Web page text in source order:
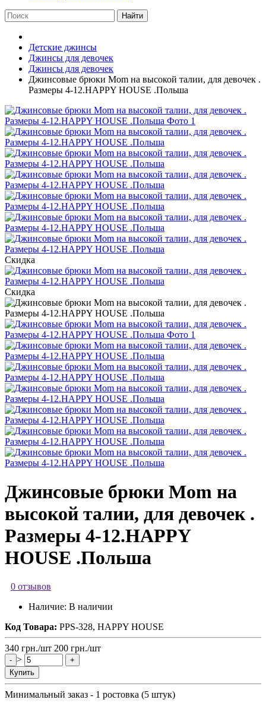
Найти
Детские джинсы
Джинсы для девочек
Джинсы для девочек
Джинсовые брюки Mom на высокой талии, для девочек .
Размеры 4-12.HAPPY HOUSE .Польша
Скидка
Скидка
Джинсовые брюки Mom на
высокой талии, для девочек .
Размеры 4-12.HAPPY
HOUSE .Польша
0 отзывов
Наличие: В наличии
Код Товара: PPS-328, HAPPY HOUSE
340 грн./шт 200 грн./шт
- >
+
Купить
Минимальный заказ - 1 ростовка (5 штук)